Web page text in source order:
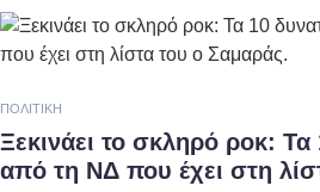
ΠΟΛΙΤΙΚΉ
Ξεκινάει το σκληρό ροκ:
από τη ΝΔ που έχει στη